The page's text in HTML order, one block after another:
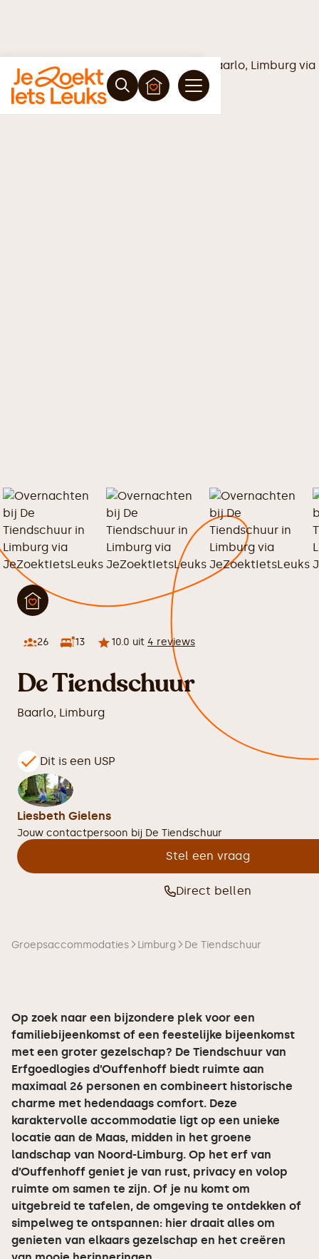
Vrijblijvende offerte
26 13 10.0 uit 4 reviews
De Tiendschuur
Baarlo, Limburg
Dit is een USP
Liesbeth Gielens
Jouw contactpersoon bij De Tiendschuur
Stel een vraag
Direct bellen
Groepsaccommodaties Limburg De Tiendschuur
Op zoek naar een bijzondere plek voor een
familiebijeenkomst of een feestelijke bijeenkomst
met een groter gezelschap? De Tiendschuur van
Erfgoedlogies d’Ouffenhoff biedt ruimte aan
maximaal 26 personen en combineert historische
charme met hedendaags comfort. Deze
karaktervolle accommodatie ligt op een unieke
locatie aan de Maas, midden in het groene
landschap van Noord-Limburg. Op het erf van
d’Ouffenhoff geniet je van rust, privacy en volop
ruimte om samen te zijn. Of je nu komt om
uitgebreid te tafelen, de omgeving te ontdekken of
simpelweg te ontspannen: hier draait alles om
genieten van elkaars gezelschap en het creëren